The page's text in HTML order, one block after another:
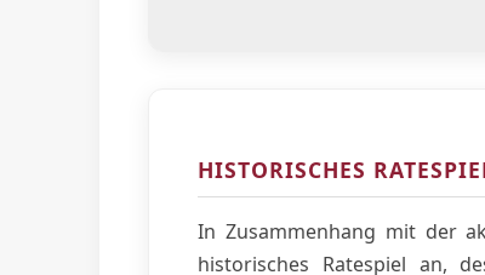
HISTORISCHES
In Zusammenhang mit der
historisches Ratespiel an,